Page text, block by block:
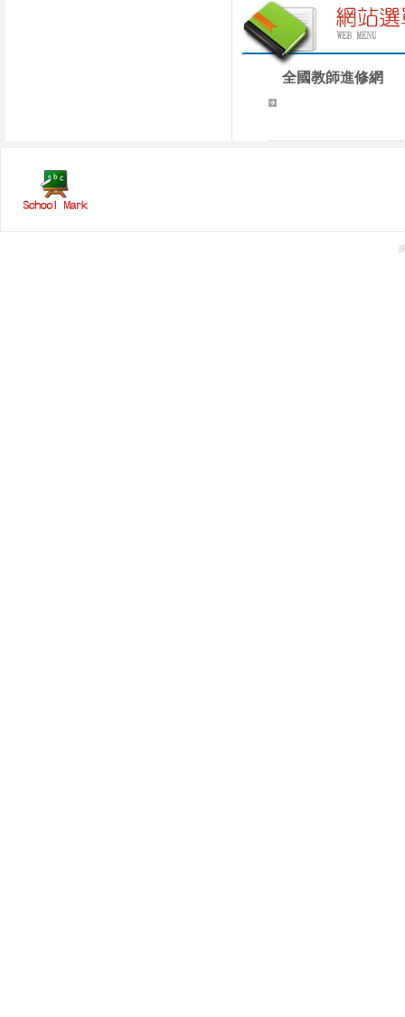
全國教師進修網